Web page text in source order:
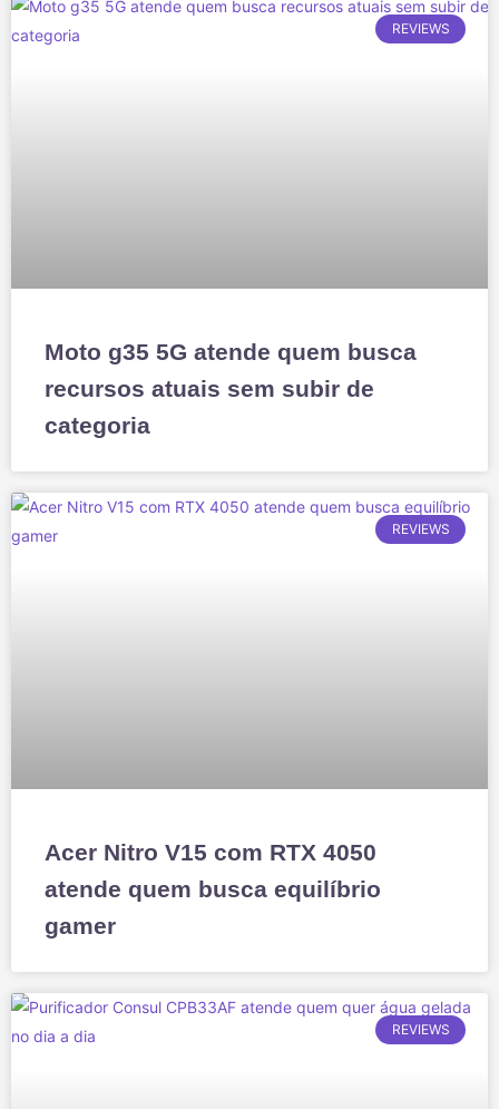
REVIEWS
Moto g35 5G atende quem busca
recursos atuais sem subir de
categoria
REVIEWS
Acer Nitro V15 com RTX 4050
atende quem busca equilíbrio
gamer
REVIEWS